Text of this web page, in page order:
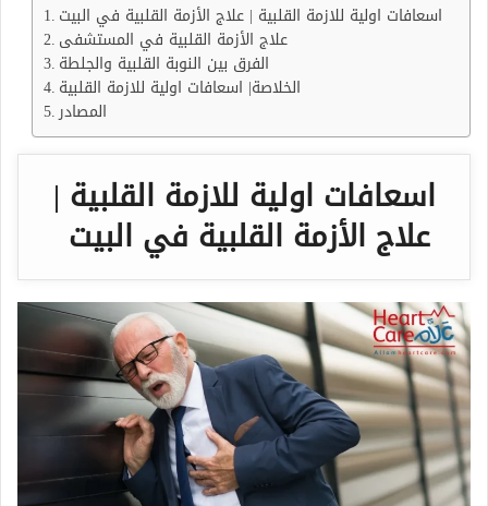
علاج الأزمة القلبية في المستشفى
الفرق بين النوبة القلبية والجلطة
المصادر
اسعافات اولية للازمة القلبية |
علاج الأزمة القلبية في البيت